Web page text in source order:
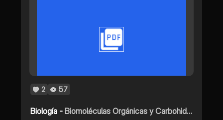
2 57
Biología -Biomoléculas Orgánicas y Carbohidratos